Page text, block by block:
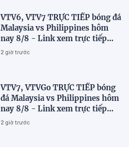
VTV6, VTV7 TRỰC TIẾP bóng đá
Malaysia vs Philippines hôm
nay 8/8 - Link xem trực tiếp
AFF Cup 2026 mới nhất
2 giờ trước
VTV7, VTVGo TRỰC TIẾP bóng
đá Malaysia vs Philippines hôm
nay 8/8 - Link xem trực tiếp
AFF Cup 2026 mới nhất
2 giờ trước